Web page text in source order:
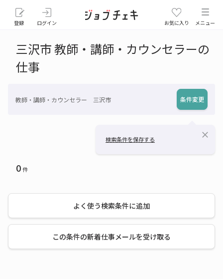
登録 ログイン お気に入り メニュー
三沢市 教師・講師・カウンセラーの
仕事
教師・講師・カウンセラー 三沢市 条件変更
検索条件を保存する close
0件
よく使う検索条件に追加
この条件の新着仕事メールを受け取る